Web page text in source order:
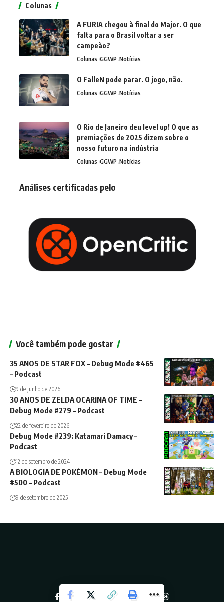
Colunas
A FURIA chegou à final do Major. O que
falta para o Brasil voltar a ser
campeão?
Colunas GGWP Notícias
O FalleN pode parar. O jogo, não.
Colunas GGWP Notícias
O Rio de Janeiro deu level up! O que as
premiações de 2025 dizem sobre o
nosso futuro na indústria
Colunas GGWP Notícias
Análises certificadas pelo
Você também pode gostar
35 ANOS DE STAR FOX – Debug Mode #465
– Podcast
9 de junho de 2026
30 ANOS DE ZELDA OCARINA OF TIME –
Debug Mode #279 – Podcast
22 de fevereiro de 2026
Debug Mode #239: Katamari Damacy –
Podcast
12 de setembro de 2024
A BIOLOGIA DE POKÉMON – Debug Mode
#500 – Podcast
9 de setembro de 2025